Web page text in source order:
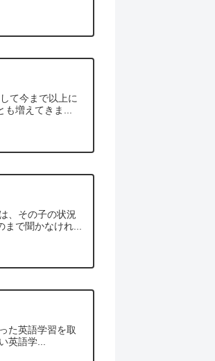
て今まで以上に
増えてきま...
、その子の状況
で聞かなけれ...
た英語学習を取
英語学...